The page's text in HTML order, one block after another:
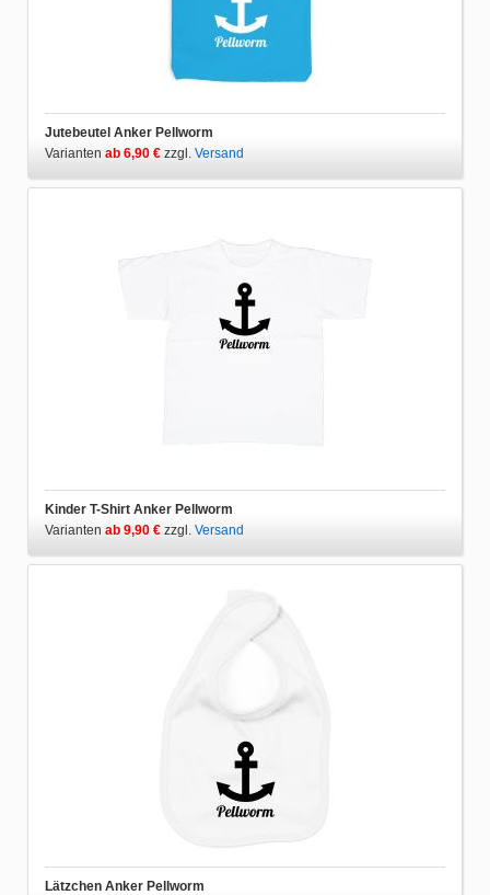
Jutebeutel Anker Pellworm
Varianten ab 6,90 € zzgl. Versand
Kinder T-Shirt Anker Pellworm
Varianten ab 9,90 € zzgl. Versand
Lätzchen Anker Pellworm